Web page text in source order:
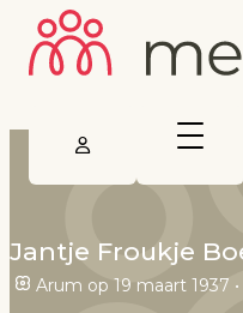
Jantje Froukje
Arum op 19 maart 1937 •